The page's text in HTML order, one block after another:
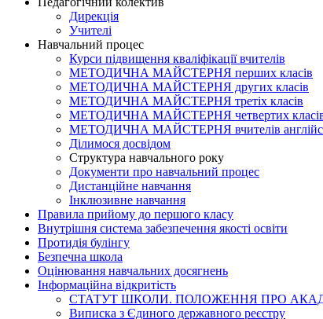
Дирекція
Учителі
Навчальний процес
Курси підвищення кваліфікації вчителів
МЕТОДИЧНА МАЙСТЕРНЯ перших класів
МЕТОДИЧНА МАЙСТЕРНЯ других класів
МЕТОДИЧНА МАЙСТЕРНЯ третіх класів
МЕТОДИЧНА МАЙСТЕРНЯ четвертих
МЕТОДИЧНА МАЙСТЕРНЯ вчителів
Ділимося досвідом
Структура навчального року
Документи про навчальний процес
Дистанційне навчання
Інклюзивне навчання
Правила прийому до першого класу
Внутрішня система забезпечення якості освіти
Протидія булінгу
Безпечна школа
Оцінювання навчальних досягнень
Інформаційна відкритість
СТАТУТ ШКОЛИ. ПОЛОЖЕННЯ ПРО
Виписка з Єдиного державного реєстру